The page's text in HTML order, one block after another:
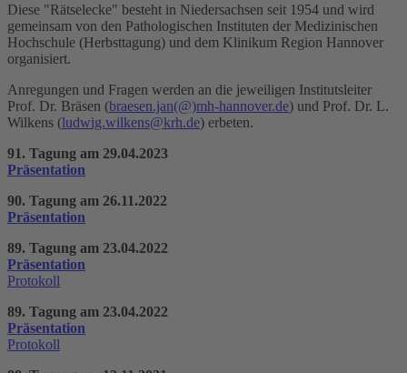
Diese "Rätselecke" besteht in Niedersachsen seit 1954 und wird
gemeinsam von den Pathologischen Instituten der Medizinischen
Hochschule (Herbsttagung) und dem Klinikum Region Hannover
organisiert.
Anregungen und Fragen werden an die jeweiligen Institutsleiter
Prof. Dr. Bräsen (braesen.jan(@)mh-hannover.de) und Prof. Dr. L.
Wilkens (ludwig.wilkens@krh.de) erbeten.
91. Tagung am 29.04.2023
Präsentation
90. Tagung am 26.11.2022
Präsentation
89. Tagung am 23.04.2022
Präsentation
Protokoll
89. Tagung am 23.04.2022
Präsentation
Protokoll